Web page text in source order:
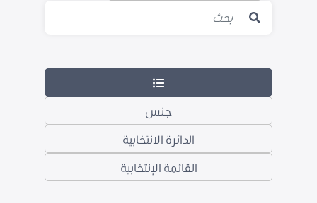
جنس
الدائرة الانتخابية
القائمة الإنتخابية